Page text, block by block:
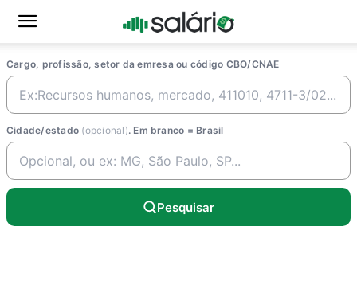
Cargo, profissão, setor da emresa ou código CBO/CNAE
Cidade/estado (opcional). Em branco = Brasil
Pesquisar